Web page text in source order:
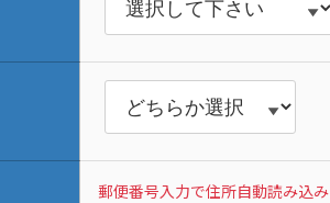
郵便番号入力で住所自動読み込み